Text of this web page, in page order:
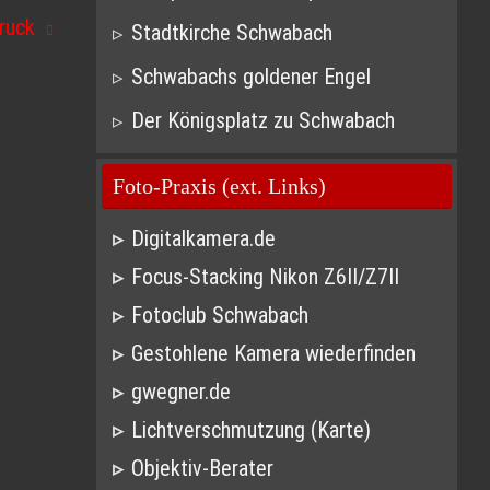
Stadtkirche Schwabach
Schwabachs goldener Engel
Der Königsplatz zu Schwabach
Foto-Praxis (ext. Links)
Digitalkamera.de
Focus-Stacking Nikon Z6II/Z7II
Fotoclub Schwabach
Gestohlene Kamera wiederfinden
gwegner.de
Lichtverschmutzung (Karte)
Objektiv-Berater